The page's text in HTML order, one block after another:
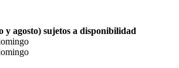
y agosto) sujetos a disponibilidad